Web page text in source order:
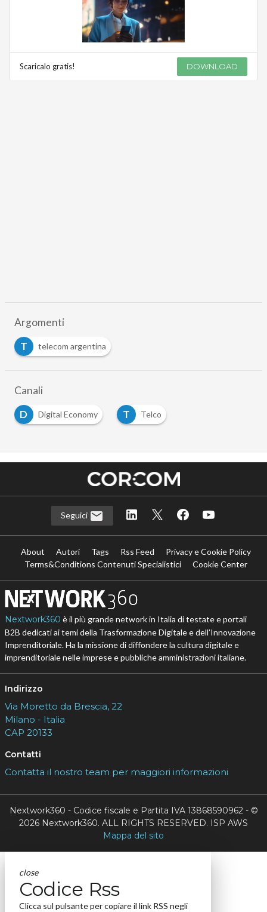
Scaricalo gratis! DOWNLOAD
Argomenti
T
telecom argentina
Canali
D
Digital Economy T Telco
Seguici
About Autori Tags Rss Feed
Privacy e Cookie Policy
Terms&Conditions Contenuti Specialistici
Cookie Center
Nextwork360 è il più grande network in Italia di testate e portali
B2B dedicati ai temi della Trasformazione Digitale e dell’Innovazione
Imprenditoriale. Ha la missione di diffondere la cultura digitale e
imprenditoriale nelle imprese e pubbliche amministrazioni italiane.
Indirizzo
Via Moretto da Brescia, 22
Milano - Italia
CAP 20133
Contatti
Contatta il nostro team per maggiori informazioni
Nextwork360 - Codice fiscale e Partita IVA 13868590962 - ©
2026 Nextwork360. ALL RIGHTS RESERVED. ISP AWS
Mappa del sito
close
Codice Rss
Clicca sul pulsante per copiare il link RSS negli